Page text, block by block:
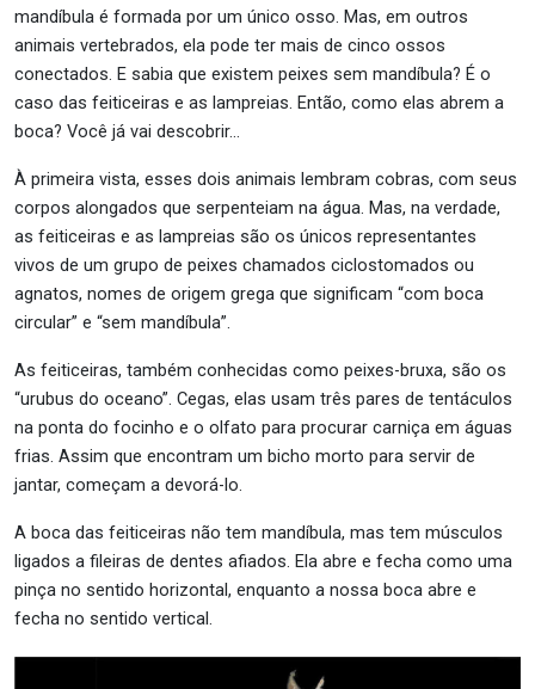
mandíbula é formada por um único osso. Mas, em outros
animais vertebrados, ela pode ter mais de cinco ossos
conectados. E sabia que existem peixes sem mandíbula? É o
caso das feiticeiras e as lampreias. Então, como elas abrem a
boca? Você já vai descobrir…
À primeira vista, esses dois animais lembram cobras, com seus
corpos alongados que serpenteiam na água. Mas, na verdade,
as feiticeiras e as lampreias são os únicos representantes
vivos de um grupo de peixes chamados ciclostomados ou
agnatos, nomes de origem grega que significam “com boca
circular” e “sem mandíbula”.
As feiticeiras, também conhecidas como peixes-bruxa, são os
“urubus do oceano”. Cegas, elas usam três pares de tentáculos
na ponta do focinho e o olfato para procurar carniça em águas
frias. Assim que encontram um bicho morto para servir de
jantar, começam a devorá-lo.
A boca das feiticeiras não tem mandíbula, mas tem músculos
ligados a fileiras de dentes afiados. Ela abre e fecha como uma
pinça no sentido horizontal, enquanto a nossa boca abre e
fecha no sentido vertical.